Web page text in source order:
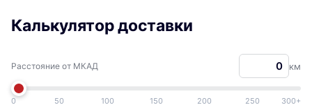
Калькулятор доставки
Расстояние от МКАД км
0 50 100 150 200 250 300+